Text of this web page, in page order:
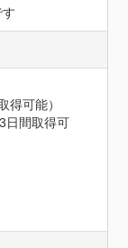
得可能）
日間取得可